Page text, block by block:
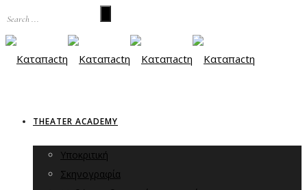
THEATER ACADEMY
Υποκριτική
Σκηνογραφία